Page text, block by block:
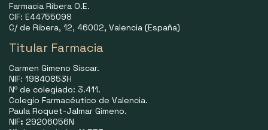
Farmacia Ribera O.E.
CIF: E44755098
C/ de Ribera, 12, 46002, Valencia (España)
Titular Farmacia
Carmen Gimeno Siscar.
NIF: 19840853H
Nº de colegiado: 3.411.
Colegio Farmacéutico de Valencia.
Paula Roquet-Jalmar Gimeno.
NIF: 29206056N